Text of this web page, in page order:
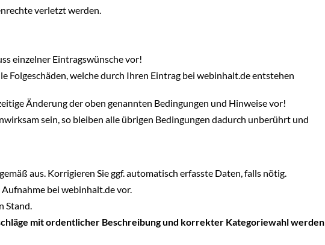
verletzt werden.
einzelner Eintragswünsche vor!
welche durch Ihren Eintrag bei webinhalt.de entstehen
Änderung der oben genannten Bedingungen und Hinweise vor!
sein, so bleiben alle übrigen Bedingungen dadurch unberührt und
aus. Korrigieren Sie ggf. automatisch erfasste Daten, falls nötig.
bei webinhalt.de vor.
Stand.
mit ordentlicher Beschreibung und korrekter Kategoriewahl werden